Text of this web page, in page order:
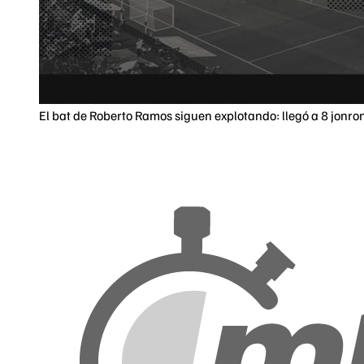
El bat de Roberto Ramos siguen explotando: llegó a 8